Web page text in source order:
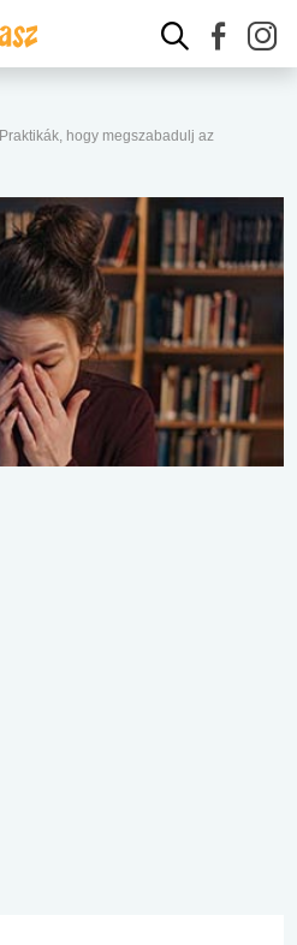
Praktikák, hogy megszabadulj az